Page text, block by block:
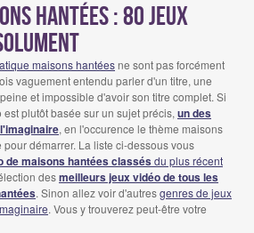
hantées : 80 Jeux
maisons hantéesne sont pas forcément
vaguement entendu parler d'un titre, une
et impossible d'avoir son titre complet. Si
plutôt basée sur un sujet précis, un des
, en l'occurence le thème maisons
démarrer. La liste ci-dessous vous
de maisons hantées classésdu plus récent
desmeilleurs jeux vidéo de tous les
. Sinon allez voir d'autresgenres de jeux
. Vous y trouverez peut-être votre